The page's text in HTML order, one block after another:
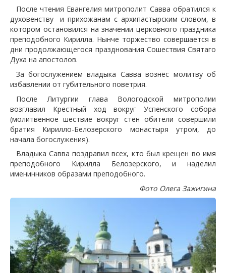
После чтения Евангелия митрополит Савва обратился к
духовенству и прихожанам с архипастырским словом, в
котором остановился на значении церковного праздника
преподобного Кирилла. Нынче торжество совершается в
дни продолжающегося празднования Сошествия Святаго
Духа на апостолов.
За богослужением владыка Савва вознёс молитву об
избавлении от губительного поветрия.
После Литургии глава Вологодской митрополии
возглавил Крестный ход вокруг Успенского собора
(молитвенное шествие вокруг стен обители совершили
братия Кирилло-Белозерского монастыря утром, до
начала богослужения).
Владыка Савва поздравил всех, кто был крещен во имя
преподобного Кирилла Белозерского, и наделил
именинников образами преподобного.
Фото Олега Зажигина